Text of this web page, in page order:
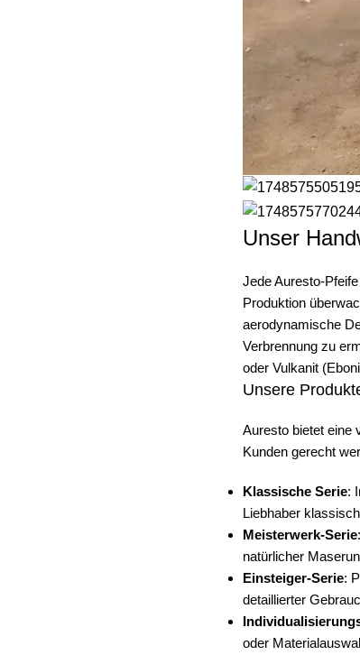
Unser
Jede Auresto-
Produktion
aerodynamische
Verbrennung zu
oder Vulkanit
Unsere
Auresto bietet eine
Kunden gerecht
Klassische Serie:
Liebhaber
Meisterwerk-Serie
natürlicher
Einsteiger-Serie:
detaillierter
oder